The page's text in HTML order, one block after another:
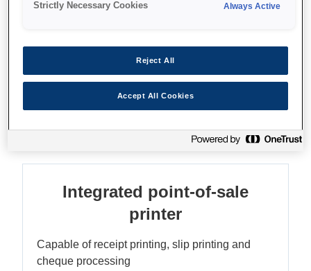
Özellikler
Integrated point-of-sale
printer
Capable of receipt printing, slip printing and
cheque processing
Strictly Necessary Cookies Always Active
Reject All
Accept All Cookies